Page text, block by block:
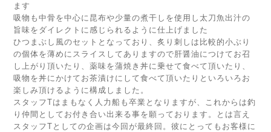
ます
吸物も中骨を中心に昆布や少量の煮干しを使用し太刀魚出汁の
旨味をダイレクトに感じられるように仕上げました
ひつまぶし風のセットとなっており、炙り刺しは比較的小ぶり
の個体を薄めにスライスしてありますので肝醤油につけてお召
し上がり頂いたり、薬味を蒲焼き丼に乗せて食べて頂いたり、
吸物を丼にかけてお茶漬けにして食べて頂いたりといろいろお
楽しみ頂けるように構成しました。
スタッフTはまもなく人力船も卒業となりますが、これからは釣
り仲間としてお付き合い出来る事を願っております。とは言え
スタッフTとしての企画は今回が最終回。彼にとってもお客様に